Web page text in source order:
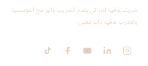
شريك عافية إماراتي يقدّم التدريب والبرامج المؤسسية
وتجارب عافية ذات معنى.